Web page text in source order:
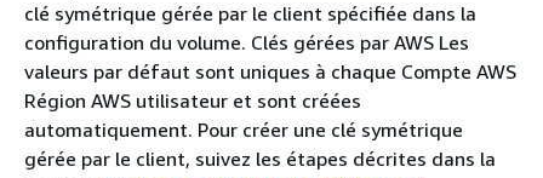
clé symétrique gérée par le client spécifiée dans la
configuration du volume. Clés gérées par AWS Les
valeurs par défaut sont uniques à chaque Compte AWS
Région AWS utilisateur et sont créées
automatiquement. Pour créer une clé symétrique
gérée par le client, suivez les étapes décrites dans la